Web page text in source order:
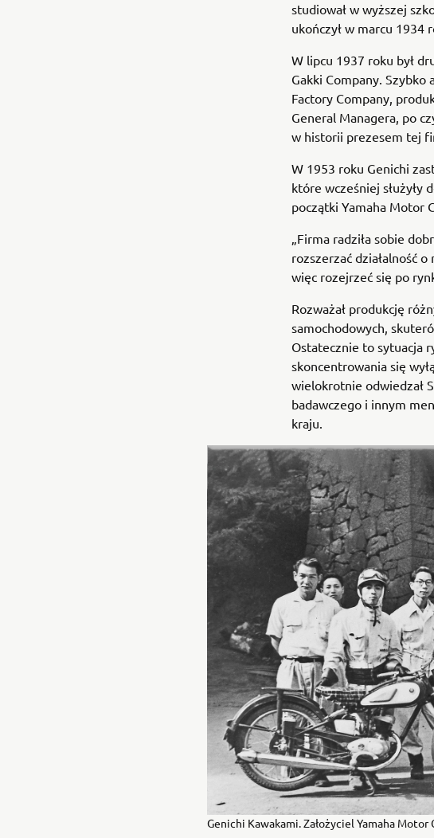
studiował w wyższej
ukończył w marcu 1934
W lipcu 1937 roku był
Gakki Company.
Factory Company,
General Managera, po
w historii prezesem tej
W 1953 roku Genichi
które wcześniej służyły
początki Yamaha Motor
„Firma radziła sobie
rozszerzać działalność
więc rozejrzeć się po
Rozważał produkcję
samochodowych,
Ostatecznie to sytuacja
skoncentrowania się
wielokrotnie odwiedzał
badawczego i innym
kraju.
Genichi Kawakami. Założyciel Yamaha Motor